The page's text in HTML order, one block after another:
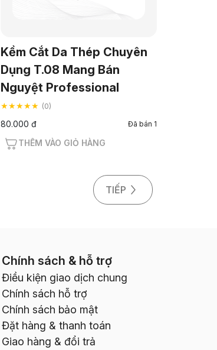
Kềm Cắt Da Thép Chuyên
Dụng T.08 Mang Bán
Nguyệt Professional
★★★★★ (0)
80.000 đ Đã bán 1
THÊM VÀO GIỎ HÀNG
TIẾP
Chính sách & hỗ trợ
Điều kiện giao dịch chung
Chính sách hỗ trợ
Chính sách bảo mật
Đặt hàng & thanh toán
Giao hàng & đổi trả